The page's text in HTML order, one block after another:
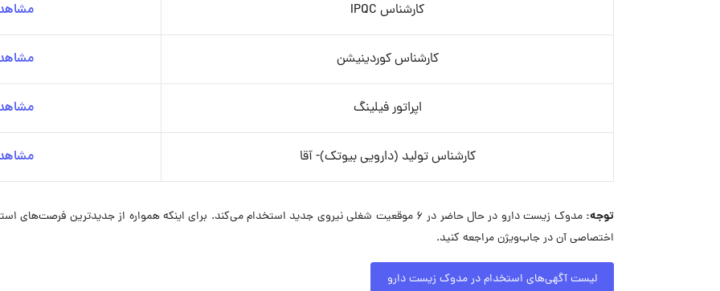
کارشناس IPQC
کارشناس کوردینیشن
اپراتور فیلینگ
کارشناس تولید (دارویی بیوتک)- آقا
توجه:
مدوک زیست دارو در حال حاضر در ۶ موقعیت شغلی نیروی جدید استخدام می‌کند. برای اینکه همواره از
اختصاصی آن در جاب‌ویژن مراجعه کنید.
لیست آگهی‌های استخدام در مدوک زیست دارو